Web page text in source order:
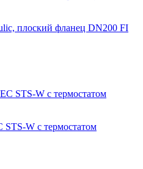
плоский фланец DN200 FI
W с термостатом